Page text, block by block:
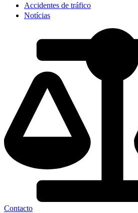
Accidentes de tráfico
Notícias
Contacto